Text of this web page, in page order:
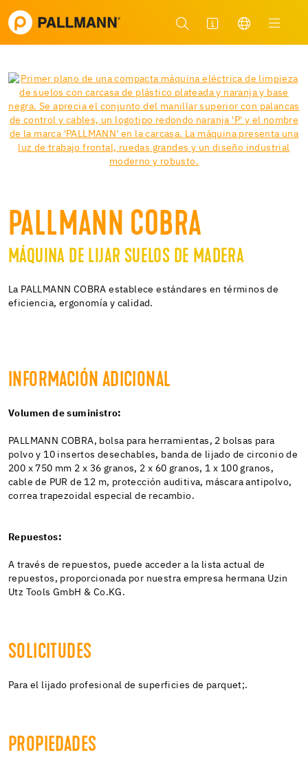
PALLMANN COBRA
MÁQUINA DE LIJAR SUELOS DE MADERA
La PALLMANN COBRA establece estándares en términos de
eficiencia, ergonomía y calidad.
INFORMACIÓN ADICIONAL
Volumen de suministro:
PALLMANN COBRA, bolsa para herramientas, 2 bolsas para
polvo y 10 insertos desechables, banda de lijado de circonio de
200 x 750 mm 2 x 36 granos, 2 x 60 granos, 1 x 100 granos,
cable de PUR de 12 m, protección auditiva, máscara antipolvo,
correa trapezoidal especial de recambio.
Repuestos:
A través de repuestos, puede acceder a la lista actual de
repuestos, proporcionada por nuestra empresa hermana Uzin
Utz Tools GmbH & Co.KG.
SOLICITUDES
Para el lijado profesional de superficies de parquet;.
PROPIEDADES